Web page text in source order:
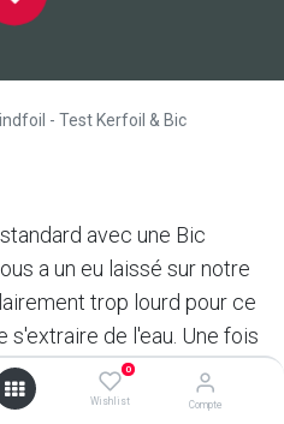
0
Wishlist Compte
- Test Kerfoil & Bic
avec une Bic
a un eu laissé sur notre
trop lourd pour ce
de l'eau. Une fois
par rapport aux
de mouvement parasites